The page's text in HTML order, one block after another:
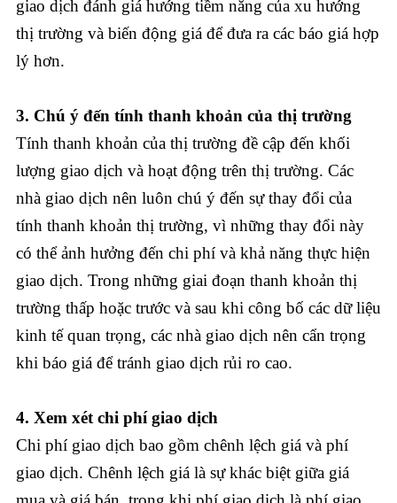
giao dịch đánh giá hướng tiềm năng của xu hướng
thị trường và biến động giá để đưa ra các báo giá hợp
lý hơn.
3. Chú ý đến tính thanh khoản của thị trường
Tính thanh khoản của thị trường đề cập đến khối
lượng giao dịch và hoạt động trên thị trường. Các
nhà giao dịch nên luôn chú ý đến sự thay đổi của
tính thanh khoản thị trường, vì những thay đổi này
có thể ảnh hưởng đến chi phí và khả năng thực hiện
giao dịch. Trong những giai đoạn thanh khoản thị
trường thấp hoặc trước và sau khi công bố các dữ liệu
kinh tế quan trọng, các nhà giao dịch nên cẩn trọng
khi báo giá để tránh giao dịch rủi ro cao.
4. Xem xét chi phí giao dịch
Chi phí giao dịch bao gồm chênh lệch giá và phí
giao dịch. Chênh lệch giá là sự khác biệt giữa giá